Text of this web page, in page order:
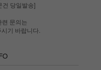
건 당일발송]
문의는
기 바랍니다.